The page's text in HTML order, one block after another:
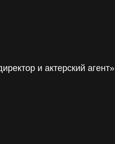
и актерский агент»